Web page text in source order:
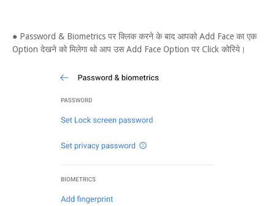
● Password & Biometrics पर क्लिक करने के बाद आपको Add Face का एक
Option देखने को मिलेगा थो आप उस Add Face Option पर Click कोरिये।